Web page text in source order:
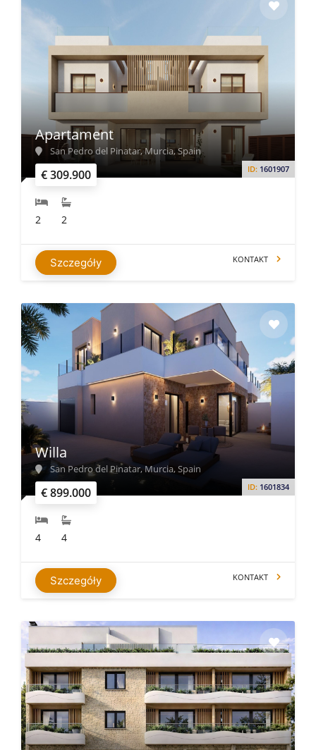
€ 309.900 ID: 1601907
Apartament
San Pedro del Pinatar, Murcia, Spain
2 2
Szczegóły KONTAKT
€ 899.000 ID: 1601834
Willa
San Pedro del Pinatar, Murcia, Spain
4 4
Szczegóły KONTAKT